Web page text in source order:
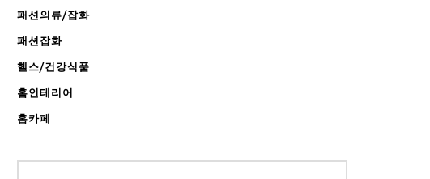
패션의류/잡화
패션잡화
헬스/건강식품
홈인테리어
홈카페